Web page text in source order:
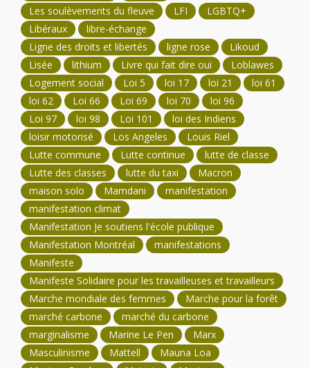
Les soulèvements du fleuve
LFI
LGBTQ+
Libéraux
libre-échange
Ligne des droits et libertés
ligne rose
Likoud
Lisée
lithium Livre qui fait dire oui
Loblawes
Logement social
Loi 5 loi 17 loi 21
loi 61
loi 62
Loi 66 Loi 69 loi 70
loi 96
Loi 97
loi 98 Loi 101
loi des Indiens
loisir motorisé
Los Angeles
Louis Riel
Lutte commune
Lutte continue
lutte de classe
Lutte des classes
lutte du taxi
Macron
maison solo
Mamdani
manifestation
manifestation climat
Manifestation Je soutiens l'école publique
Manifestation Montréal
manifestations
Manifeste
Manifeste Solidaire pour les travailleuses et travailleurs
Marche mondiale des femmes
Marche pour la forêt
marché carbone
marché du carbone
marginalisme
Marine Le Pen
Marx
Masculinisme
Mattell
Mauna Loa